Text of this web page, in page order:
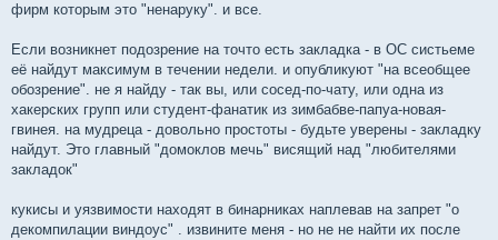
фирм которым это "ненаруку". и все.
Если возникнет подозрение на точто есть закладка - в ОС систьеме
её найдут максимум в течении недели. и опубликуют "на всеобщее
обозрение". не я найду - так вы, или сосед-по-чату, или одна из
хакерских групп или студент-фанатик из зимбабве-папуа-новая-
гвинея. на мудреца - довольно простоты - будьте уверены - закладку
найдут. Это главный "домоклов мечь" висящий над "любителями
закладок"
кукисы и уязвимости находят в бинарниках наплевав на запрет "о
декомпилации виндоус" . извините меня - но не не найти их после